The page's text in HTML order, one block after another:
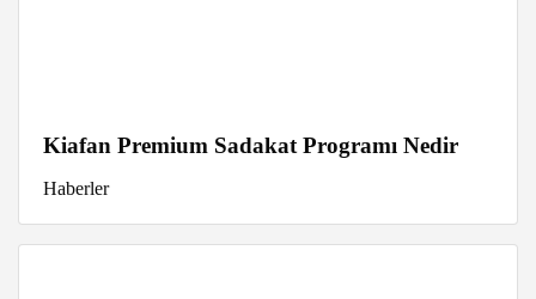
Kiafan Premium Sadakat Programı Nedir
Haberler